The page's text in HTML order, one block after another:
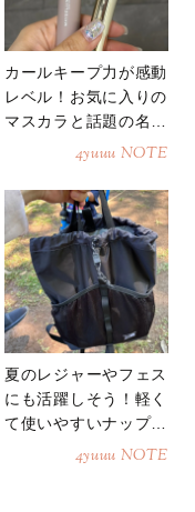
カールキープ力が感動
レベル！お気に入りの
マスカラと話題の名品
4yuuu NOTE
夏のレジャーやフェス
にも活躍しそう！軽く
て使いやすいナップサ
4yuuu NOTE